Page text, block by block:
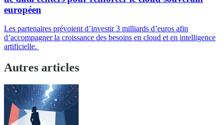
européen
Les partenaires prévoient d’investir 3 milliards d’euros afin
d’accompagner la croissance des besoins en cloud et en intelligence
artificielle.
Autres articles